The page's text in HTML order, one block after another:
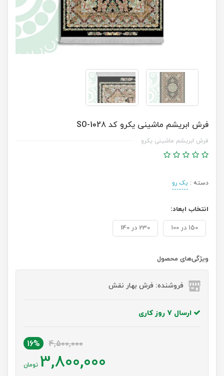
فرش ابریشم ماشینی یکرو کد SO-1028
فرش ابریشم ماشینی یکرو
دسته : یک رو
انتخاب ابعاد:
150 در 100 230 در 140
ویژگی‌های محصول
فروشنده: فرش بهار نقش
ارسال 7 روز کاری
4,500,000
16%
3,800,000 تومان